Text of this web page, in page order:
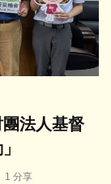
法人基督
1 分享